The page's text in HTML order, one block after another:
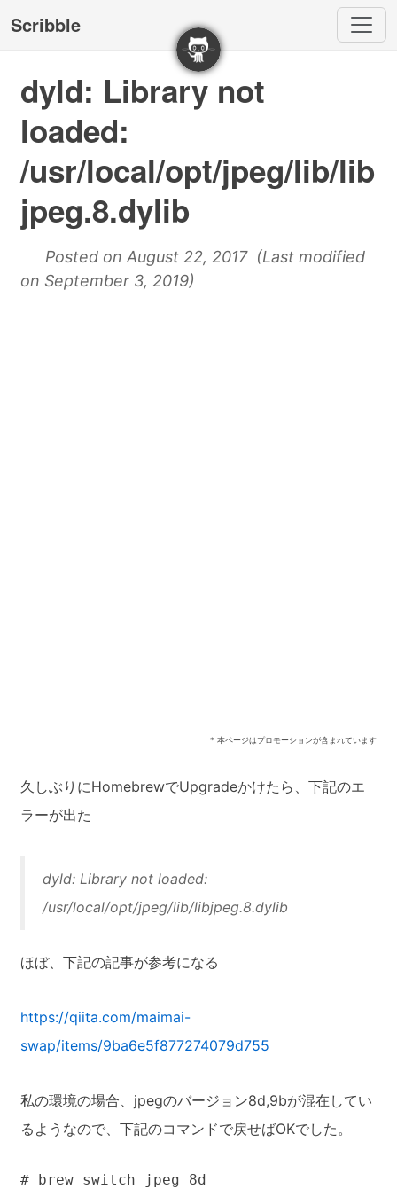
Scribble
dyld: Library not
loaded:
/usr/local/opt/jpeg/lib/lib
jpeg.8.dylib
Posted on August 22, 2017 (Last modified
on September 3, 2019)
* 本ページはプロモーションが含まれています
久しぶりにHomebrewでUpgradeかけたら、下記のエ
ラーが出た
dyld: Library not loaded:
/usr/local/opt/jpeg/lib/libjpeg.8.dylib
ほぼ、下記の記事が参考になる
https://qiita.com/maimai-
swap/items/9ba6e5f877274079d755
私の環境の場合、jpegのバージョン8d,9bが混在してい
るようなので、下記のコマンドで戻せばOKでした。
# brew switch jpeg 8d